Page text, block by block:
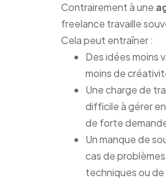
Contrairement à une
freelance travaille
Cela peut entraîner :
Des idées moins
moins de
Une charge de
difficile à gérer
de forte
Un manque de
cas de problèmes
techniques ou de